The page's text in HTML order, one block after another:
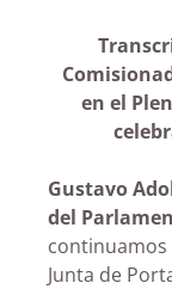
en el
Gustavo
del
continuamos
Junta de